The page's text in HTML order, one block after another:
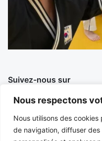
Nous respectons
Nous utilisons des
de navigation, diffuser
Suivez-nous sur